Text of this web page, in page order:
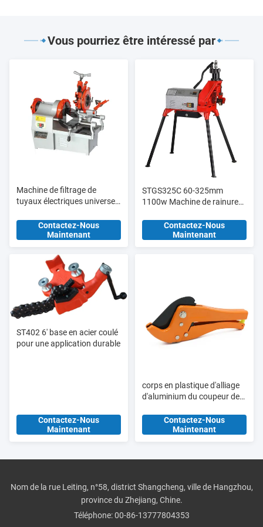
Vous pourriez être intéressé par
Machine de filtrage de
tuyaux électriques universels
M8 - M18Contactez-Nous
Maintenant
STGS325C 60-325mm
1100w Machine de rainure
égyptien avec pompe
hydraulique mise à jour
Contactez-Nous
Maintenant
ST402 6' base en acier coulé
pour une application durable
Contactez-Nous
Maintenant
corps en plastique d'alliage
d'aluminium du coupeur de
HT309AContactez-Nous
Maintenant
Nom de la rue Leiting, n°58, district Shangcheng, ville de Hangzhou,
province du Zhejiang, Chine.
Téléphone:00-86-13777804353